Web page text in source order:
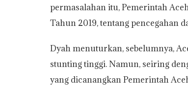
permasalahan itu, Pemerintah
Tahun 2019, tentang pencegahan
Dyah menuturkan, sebelumnya,
stunting tinggi. Namun, seiring
yang dicanangkan Pemerintah